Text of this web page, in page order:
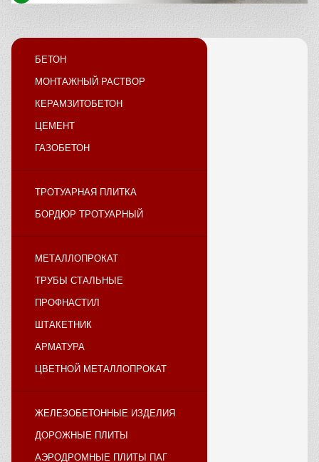
БЕТОН
МОНТАЖНЫЙ РАСТВОР
КЕРАМЗИТОБЕТОН
ЦЕМЕНТ
ГАЗОБЕТОН
ТРОТУАРНАЯ ПЛИТКА
БОРДЮР ТРОТУАРНЫЙ
МЕТАЛЛОПРОКАТ
ТРУБЫ СТАЛЬНЫЕ
ПРОФНАСТИЛ
ШТАКЕТНИК
АРМАТУРА
ЦВЕТНОЙ МЕТАЛЛОПРОКАТ
ЖЕЛЕЗОБЕТОННЫЕ ИЗДЕЛИЯ
ДОРОЖНЫЕ ПЛИТЫ
АЭРОДРОМНЫЕ ПЛИТЫ ПАГ